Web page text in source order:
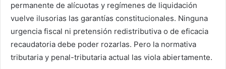
permanente de alícuotas y regímenes de liquidación
vuelve ilusorias las garantías constitucionales. Ninguna
urgencia fiscal ni pretensión redistributiva o de eficacia
recaudatoria debe poder rozarlas. Pero la normativa
tributaria y penal-tributaria actual las viola abiertamente.